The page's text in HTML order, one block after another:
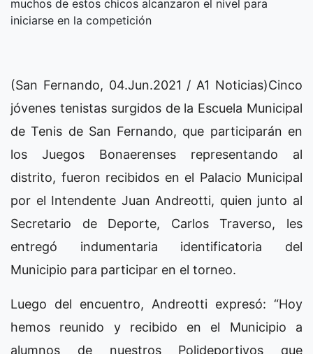
muchos de estos chicos alcanzaron el nivel para
iniciarse en la competición
(San Fernando, 04.Jun.2021 / A1 Noticias)Cinco
jóvenes tenistas surgidos de la Escuela Municipal
de Tenis de San Fernando, que participarán en
los Juegos Bonaerenses representando al
distrito, fueron recibidos en el Palacio Municipal
por el Intendente Juan Andreotti, quien junto al
Secretario de Deporte, Carlos Traverso, les
entregó indumentaria identificatoria del
Municipio para participar en el torneo.
Luego del encuentro, Andreotti expresó: “Hoy
hemos reunido y recibido en el Municipio a
alumnos de nuestros Polideportivos que